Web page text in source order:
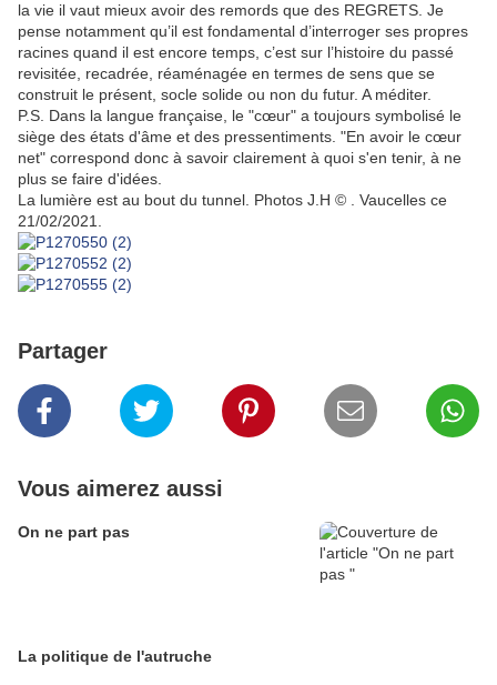
la vie il vaut mieux avoir des remords que des REGRETS. Je
pense notamment qu’il est fondamental d’interroger ses propres
racines quand il est encore temps, c’est sur l’histoire du passé
revisitée, recadrée, réaménagée en termes de sens que se
construit le présent, socle solide ou non du futur. A méditer.
P.S. Dans la langue française, le "cœur" a toujours symbolisé le
siège des états d'âme et des pressentiments. "En avoir le cœur
net" correspond donc à savoir clairement à quoi s'en tenir, à ne
plus se faire d'idées.
La lumière est au bout du tunnel. Photos J.H © . Vaucelles ce
21/02/2021.
Partager
Vous aimerez aussi
On ne part pas
La politique de l'autruche